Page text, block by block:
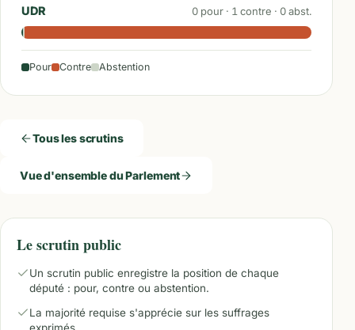
UDR 0 pour · 1 contre · 0abst.
Pour Contre Abstention
Tous les scrutins
Vue d'ensemble du Parlement
Le scrutin public
Un scrutin public enregistre la position de chaque
député : pour, contre ou abstention.
La majorité requise s'apprécie sur les suffrages